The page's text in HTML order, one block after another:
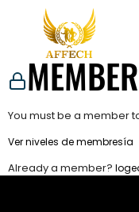
EVENTOS
You must be a member
Ver niveles de membresía
Already a member?